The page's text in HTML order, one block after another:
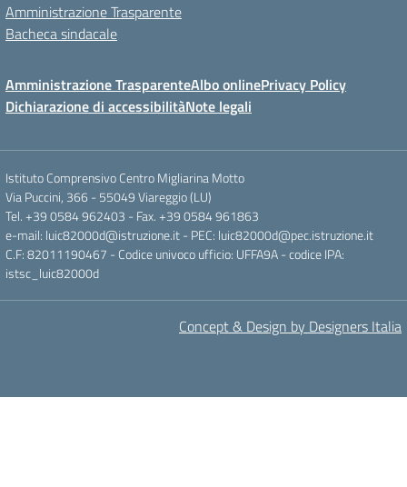
Amministrazione Trasparente
Bacheca sindacale
Amministrazione TrasparenteAlbo onlinePrivacy Policy
Dichiarazione di accessibilitàNote legali
Istituto Comprensivo Centro Migliarina Motto
Via Puccini, 366 - 55049 Viareggio (LU)
Tel. +39 0584 962403 - Fax. +39 0584 961863
e-mail: luic82000d@istruzione.it - PEC: luic82000d@pec.istruzione.it
C.F: 82011190467 - Codice univoco ufficio: UFFA9A - codice IPA:
istsc_luic82000d
Concept & Design by Designers Italia